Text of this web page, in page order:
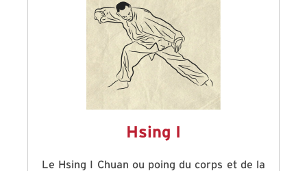
Hsing I
Le Hsing I Chuan ou poing du corps et de la